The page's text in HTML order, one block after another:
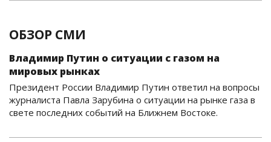
ОБЗОР СМИ
Владимир Путин о ситуации с газом на
мировых рынках
Президент России Владимир Путин ответил на вопросы
журналиста Павла Зарубина о ситуации на рынке газа в
свете последних событий на Ближнем Востоке.